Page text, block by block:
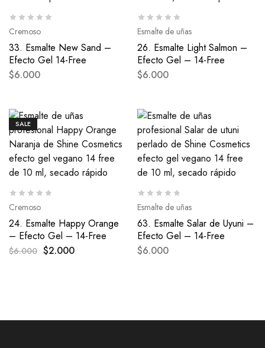
Cremoso
33. Esmalte New Sand –
Efecto Gel 14-Free
$6.000
Esmalte de uñas
26. Esmalte Light Salmon –
Efecto Gel – 14-Free
$6.000
SALE
Cremoso
24. Esmalte Happy Orange
– Efecto Gel – 14-Free
$6.000 $2.000
Esmalte de uñas
63. Esmalte Salar de Uyuni –
Efecto Gel – 14-Free
$6.000